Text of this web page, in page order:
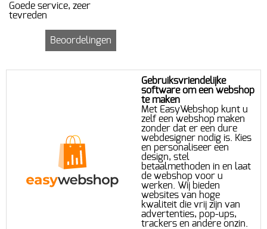
SPEELGOED
Contact
Verzenden en retourneren
Goede service, zeer
tevreden
Beoordelingen
Gebruiksvriendelijke
software om een webshop
te maken
Met EasyWebshop kunt u
zelf een webshop maken
zonder dat er een dure
webdesigner nodig is. Kies
en personaliseer een
design, stel
betaalmethoden in en laat
de webshop voor u
werken. Wij bieden
websites van hoge
kwaliteit die vrij zijn van
advertenties, pop-ups,
trackers en andere onzin.